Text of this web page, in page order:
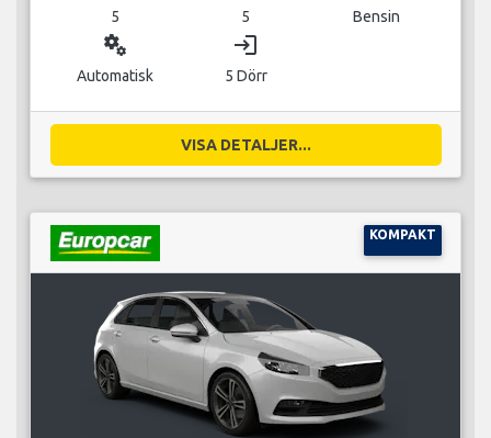
5 5 Bensin
miscellaneous_services
Automatisk
login
5 Dörr
VISA DETALJER...
KOMPAKT